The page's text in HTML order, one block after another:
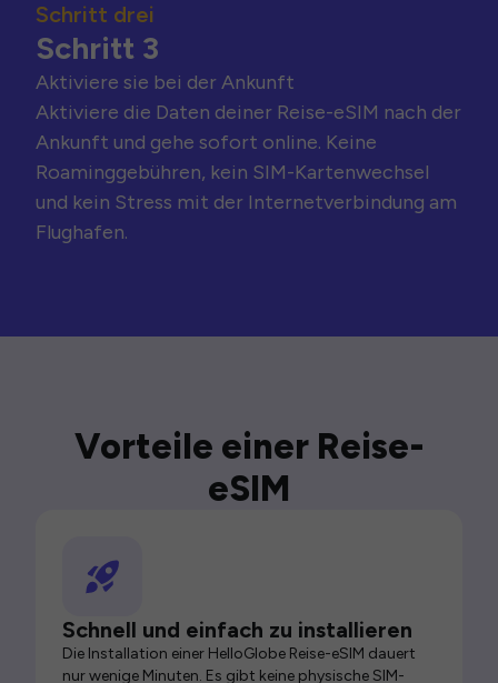
Schritt drei
Schritt 3
Aktiviere sie bei der Ankunft
Aktiviere die Daten deiner Reise-eSIM nach der
Ankunft und gehe sofort online. Keine
Roaminggebühren, kein SIM-Kartenwechsel
und kein Stress mit der Internetverbindung am
Flughafen.
Vorteile einer Reise-
eSIM
Schnell und einfach zu installieren
Die Installation einer HelloGlobe Reise-eSIM dauert
nur wenige Minuten. Es gibt keine physische SIM-